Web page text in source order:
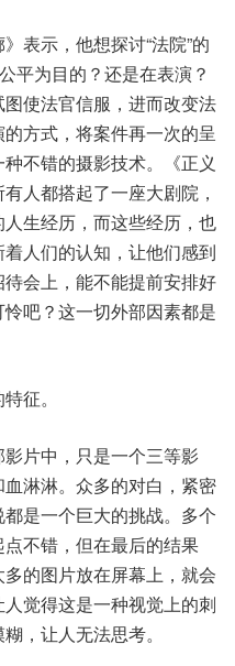
表示，他想探讨“法院”的
平为目的？还是在表演？
使法官信服，进而改变法
方式，将案件再一次的呈
不错的摄影技术。《正义
人都搭起了一座大剧院，
生经历，而这些经历，也
人们的认知，让他们感到
会上，能不能提前安排好
吧？这一切外部因素都是
征。
影片中，只是一个三等影
淋淋。众多的对白，紧密
是一个巨大的挑战。多个
不错，但在最后的结果
的图片放在屏幕上，就会
觉得这是一种视觉上的刺
，让人无法思考。